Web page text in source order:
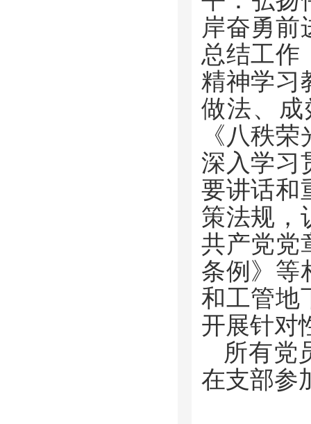
岸奋勇前
总结工作
精神学习
做法、
《八秩
深入学习
要讲话和
策法规，
共产党党
条例》等
和工管地
开展针对
所有党
在支部参